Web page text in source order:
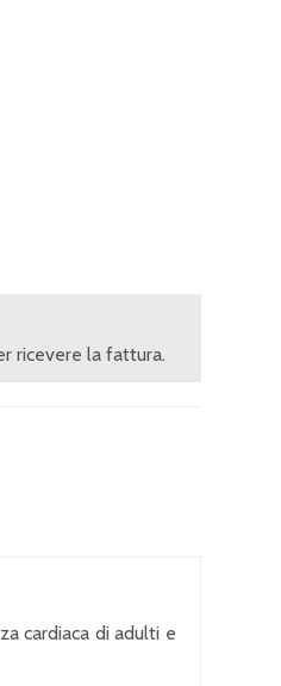
ricevere la fattura.
cardiaca di adulti e